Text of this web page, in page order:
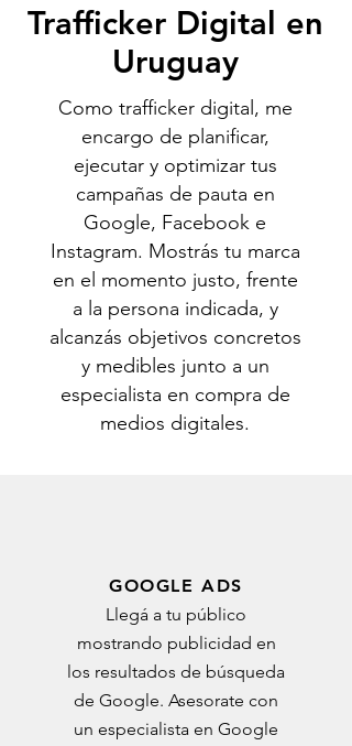
Trafficker Digital en
Uruguay
Como trafficker digital, me
encargo de planificar,
ejecutar y optimizar tus
campañas de pauta en
Google, Facebook e
Instagram. Mostrás tu marca
en el momento justo, frente
a la persona indicada, y
alcanzás objetivos concretos
y medibles junto a un
especialista en compra de
medios digitales.
GOOGLE ADS
Llegá a tu público
mostrando publicidad en
los resultados de búsqueda
de Google. Asesorate con
un especialista en Google